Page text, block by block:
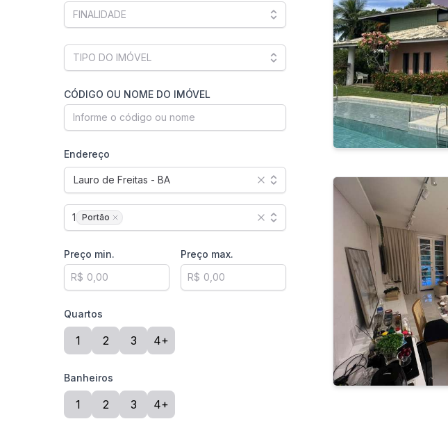
CÓDIGO OU NOME DO IMÓVEL
Endereço
Lauro de Freitas - BA
1 Portão
Preço min.
R$
Preço max.
R$
Quartos
1 2 3 4+
Banheiros
1 2 3 4+